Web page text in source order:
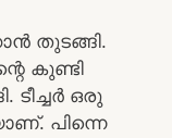
തുടങ്ങി.
കുണ്ടി
ടീച്ചർ ഒരു
പിന്നെ